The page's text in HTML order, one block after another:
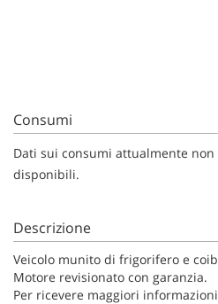
Consumi
Dati sui consumi attualmente non
disponibili.
Descrizione
Veicolo munito di frigorifero e
Motore revisionato con garanzia.
Per ricevere maggiori
rimanda
alla
cookie
policy.
Puoi
modificare
le
tue
scelte